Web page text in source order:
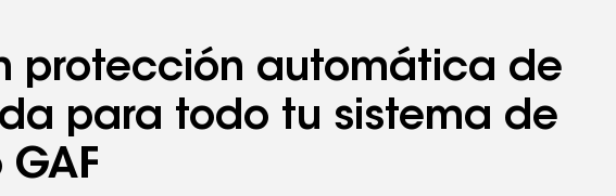
la cobertura de por vida no corresponde. La cobertura de por vida en tejas
de cualquier teja de por vida de GAF y de cualquiera de los 3 accesorios de
y las restricciones. Visita gaf.com/LRS para ver los productos elegibles de GAF.
Garantía limitada para tejas y accesorios de GAF
protección automática de
para todo tu sistema de